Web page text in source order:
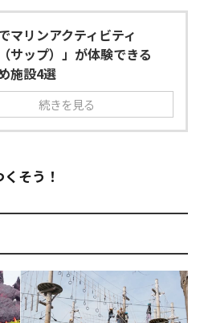
マリンアクティビティ
（サップ）」が体験できる
施設4選
続きを見る
そう！